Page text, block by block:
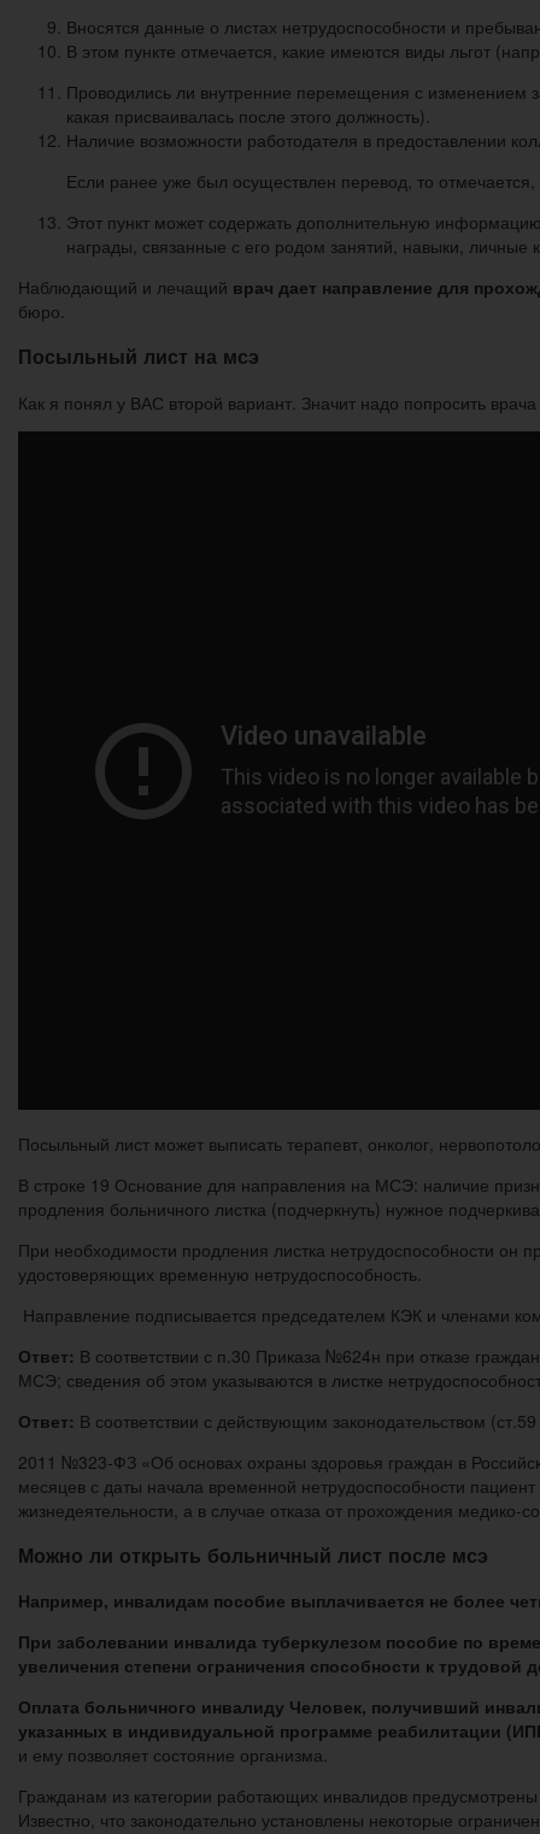
Вносятся данные о листах нетрудоспособности и
В этом пункте отмечается, какие имеются виды льгот
Проводились ли внутренние перемещения с изменением
какая присваивалась после этого должность).
Наличие возможности работодателя в предоставлении
Если ранее уже был осуществлен перевод, то
Этот пункт может содержать дополнительную
награды, связанные с его родом занятий, навыки, личные
Наблюдающий и лечащий врач дает направление для
бюро.
Посыльный лист на мсэ
Как я понял у ВАС второй вариант. Значит надо попросить
Посыльный лист может выписать терапевт, онколог,
В строке 19 Основание для направления на МСЭ: наличие
продления больничного листка (подчеркнуть) нужное
При необходимости продления листка нетрудоспособности он
удостоверяющих временную нетрудоспособность.
Направление подписывается председателем КЭК и членами
Ответ: В соответствии с п.30 Приказа №624н при отказе
МСЭ; сведения об этом указываются в листке
Ответ: В соответствии с действующим законодательством
2011 №323-ФЗ «Об основах охраны здоровья граждан в
месяцев с даты начала временной нетрудоспособности
жизнедеятельности, а в случае отказа от прохождения медико-
Можно ли открыть больничный лист после мсэ
Например, инвалидам пособие выплачивается не более
При заболевании инвалида туберкулезом пособие по
увеличения степени ограничения способности к трудовой
Оплата больничного инвалиду Человек, получивший
указанных в индивидуальной программе реабилитации
и ему позволяет состояние организма.
Гражданам из категории работающих инвалидов
Известно, что законодательно установлены некоторые